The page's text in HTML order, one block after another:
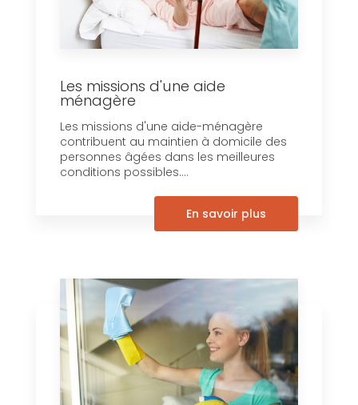
Les missions d'une aide
ménagère
Les missions d'une aide-ménagère
contribuent au maintien à domicile des
personnes âgées dans les meilleures
conditions possibles....
En savoir plus